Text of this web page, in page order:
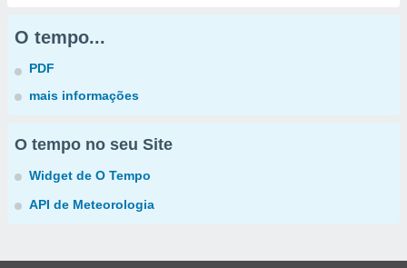
O tempo...
PDF
mais informações
O tempo no seu Site
Widget de O Tempo
API de Meteorologia